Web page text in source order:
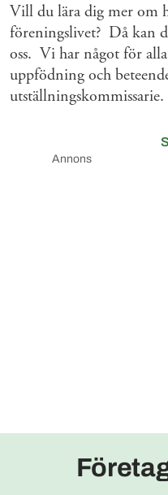
Vill du lära dig mer om
föreningslivet? Då kan
oss. Vi har något för
uppfödning och
utställningskommissarie.
Annons